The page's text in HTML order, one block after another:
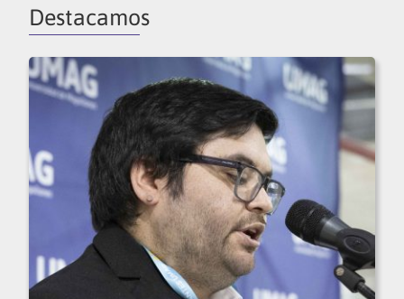
Destacamos